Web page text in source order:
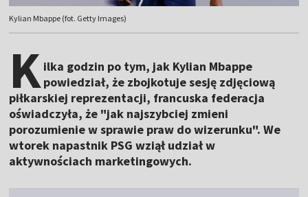
Kylian Mbappe (fot. Getty Images)
Kilka godzin po tym, jak Kylian Mbappe
powiedział, że zbojkotuje sesję zdjęciową
piłkarskiej reprezentacji, francuska federacja
oświadczyła, że "jak najszybciej zmieni
porozumienie w sprawie praw do wizerunku". We
wtorek napastnik PSG wziął udział w
aktywnościach marketingowych.